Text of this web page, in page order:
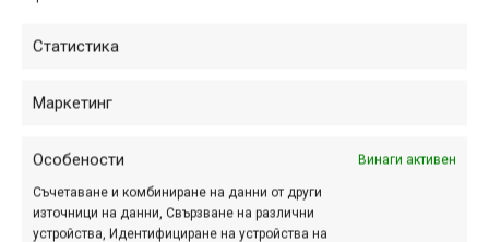
Статистика
Маркетинг
Особености Винаги активен
Съчетаване и комбиниране на данни от други
източници на данни, Свързване на различни
устройства, Идентифициране на устройства на